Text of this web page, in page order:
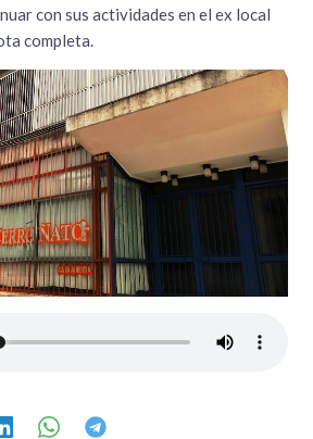
con sus actividades en el ex local
completa.